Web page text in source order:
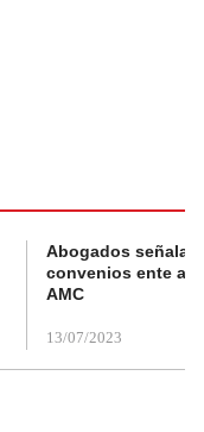
Abogados
convenios ente
AMC
13/07/2023